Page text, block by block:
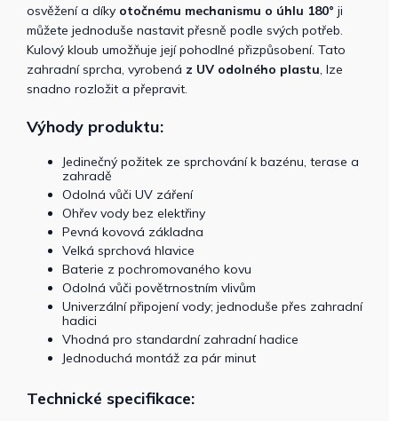
osvěžení a díky otočnému mechanismu o úhlu 180° ji
můžete jednoduše nastavit přesně podle svých potřeb.
Kulový kloub umožňuje její pohodlné přizpůsobení. Tato
zahradní sprcha, vyrobená z UV odolného plastu, lze
snadno rozložit a přepravit.
Výhody produktu:
Jedinečný požitek ze sprchování k bazénu, terase a
zahradě
Odolná vůči UV záření
Ohřev vody bez elektřiny
Pevná kovová základna
Velká sprchová hlavice
Baterie z pochromovaného kovu
Odolná vůči povětrnostním vlivům
Univerzální připojení vody; jednoduše přes zahradní
hadici
Vhodná pro standardní zahradní hadice
Jednoduchá montáž za pár minut
Technické specifikace: